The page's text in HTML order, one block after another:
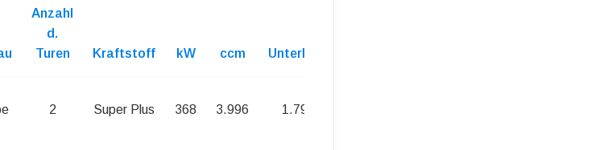
Anzahl
d.
Turen
Kraftstoff kW ccm Unterhaltskosten
2 Super Plus 368 3.996 1.797,00 Euro